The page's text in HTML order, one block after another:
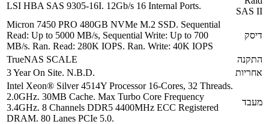
LSI HBA SAS 9305-16I. 12Gb/s 16 Internal Ports.
Micron 7450 PRO 480GB NVMe M.2 SSD.
Read: Up to 5000 MB/s, Sequential Write: Up to
MB/s. Ran. Read: 280K IOPS. Ran. Write: 40K
TrueNAS SCALE
3 Year On Site. N.B.D.
Intel Xeon® Silver 4514Y Processor 16-Cores, 32
2.0GHz. 30MB Cache. Max Turbo Core Frequency
3.4GHz. 8 Channels DDR5 4400MHz ECC
DRAM. 80 Lanes PCIe 5.0.